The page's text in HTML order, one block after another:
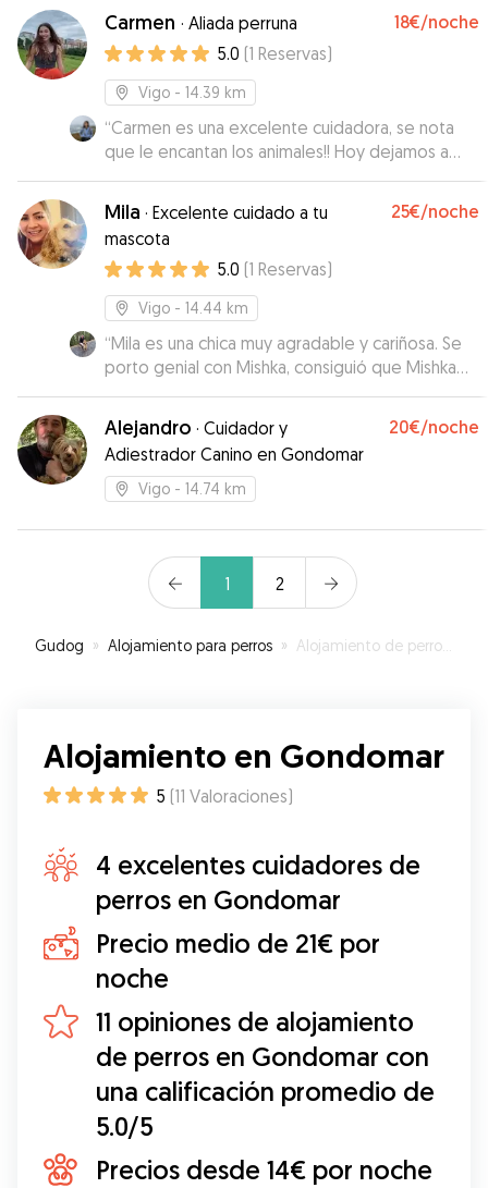
Carmen · Aliada perruna 18€/noche
5.0 (1 Reservas)
Vigo - 14.39 km
“Carmen es una excelente cuidadora, se nota
que le encantan los animales!! Hoy dejamos a
nuestras perritas Freya y Kira con ella, he de
decir que vinieron súper contentas. Estuvieron
en el parque y en los videos y fotos que me
mandó se les veían súper feliz, y entretenidas
jugando. Desde el principio la comunicación con
Carmen ha sido de 10, es una chica muy
simpática y cariñosa, que al final es lo que
buscábamos. Si algún día nos vuelve hacer falta,
será con Carmen. No podéis dejar a vuestras
mascotas en mejores manos, sin duda la
recomiendo 100% Muchísimas gracias por todo
Carmen ♥️ ”
Mila · Excelente cuidado a tu
mascota
25€/noche
5.0 (1 Reservas)
Vigo - 14.44 km
“Mila es una chica muy agradable y cariñosa. Se
porto genial con Mishka, consiguió que Mishka
no sintiera nuestra ausencia.”
Alejandro · Cuidador y
Adiestrador Canino en Gondomar
20€/noche
Vigo - 14.74 km
1 2
Gudog » Alojamiento para perros » Alojamiento de perros en Gondomar
Alojamiento en Gondomar
5 (11 Valoraciones)
4 excelentes cuidadores de
perros en Gondomar
Precio medio de 21€ por
noche
11 opiniones de alojamiento
de perros en Gondomar con
una calificación promedio de
5.0/5
Precios desde 14€ por noche